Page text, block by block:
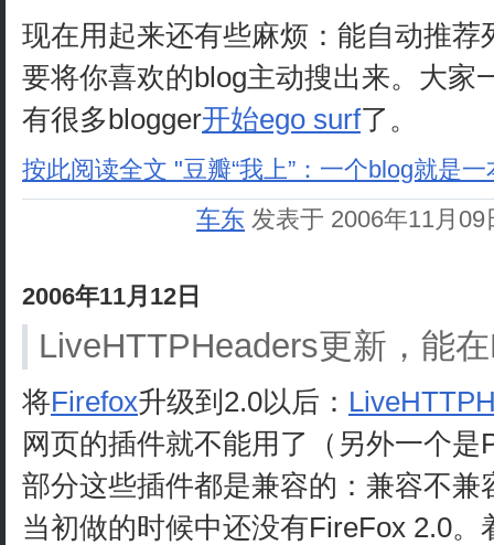
现在用起来还有些麻烦：能自动推荐
要将你喜欢的blog主动搜出来。大家
有很多blogger开始ego surf了。
按此阅读全文 "豆瓣“我上”：一个blog就是
车东 发表于 2006年11月
2006年11月12日
LiveHTTPHeaders更新，能
将Firefox升级到2.0以后：
网页的插件就不能用了（另外一个
部分这些插件都是兼容的：兼容不
当初做的时候中还没有FireFox 2.0